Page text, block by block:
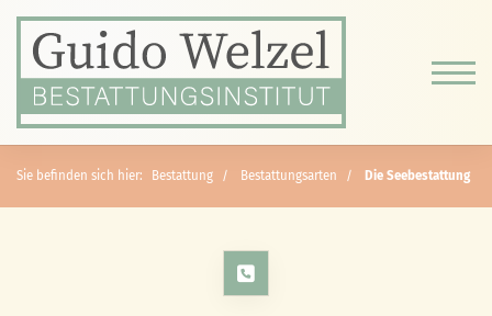
Sie befinden sich hier: Bestattung Bestattungsarten Die Seebestattung